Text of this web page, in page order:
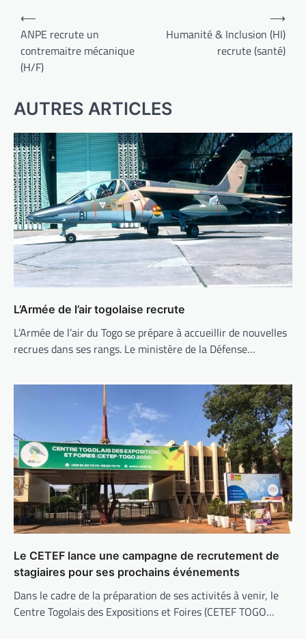
Navigation
de
l’article
⟵
ANPE recrute un
contremaitre mécanique
(H/F)
Humanité & Inclusion (HI)
recrute (santé)
⟶
AUTRES ARTICLES
L’Armée de l’air togolaise recrute
L’Armée de l’air du Togo se prépare à accueillir de nouvelles
recrues dans ses rangs. Le ministère de la Défense…
Le CETEF lance une campagne de recrutement de
stagiaires pour ses prochains événements
Dans le cadre de la préparation de ses activités à venir, le
Centre Togolais des Expositions et Foires (CETEF TOGO…